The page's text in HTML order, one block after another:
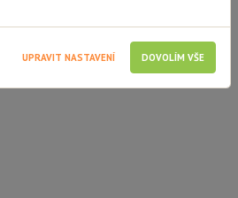
UPRAVIT NASTAVENÍ DOVOLÍM VŠE